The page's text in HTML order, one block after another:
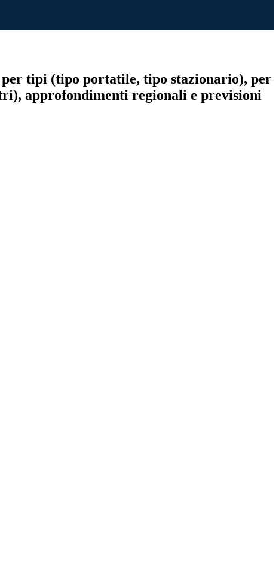
per tipi (tipo portatile, tipo stazionario), per
approfondimenti regionali e previsioni